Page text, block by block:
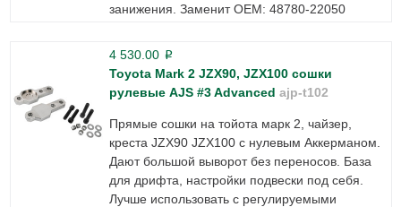
занижения. Заменит ОЕМ: 48780-22050
4 530.00 p
Toyota Mark 2 JZX90, JZX100 сошки
рулевые AJS #3 Advanced ajp-t102
Прямые сошки на тойота марк 2, чайзер,
креста JZX90 JZX100 с нулевым Аккерманом.
Дают большой выворот без переносов. База
для дрифта, настройки подвески под себя.
Лучше использовать с регулируемыми